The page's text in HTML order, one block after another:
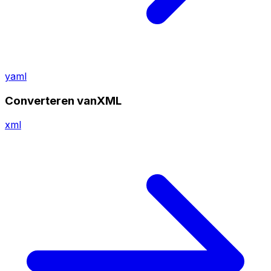
yaml
Converteren vanXML
xml